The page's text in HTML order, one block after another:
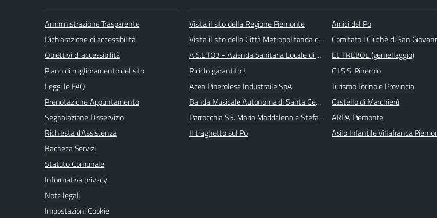
Amministrazione Trasparente
Dichiarazione di accessibilità
Obiettivi di accessibilità
Piano di miglioramento del sito
Leggi le FAQ
Prenotazione Appuntamento
Segnalazione Disservizio
Richiesta d'Assistenza
Bacheca Servizi
Statuto Comunale
Informativa privacy
Note legali
Impostazioni Cookie
Visita il sito della Regione Piemonte
Visita il sito della Città Metropolitanda di Torino
A.S.L.TO3 - Azienda Sanitaria Locale di Collegno e Pinerolo
Riciclo garantito !
Acea Pinerolese Industraile SpA
Banda Musicale Autonoma di Santa Cecilia
Parrocchia SS. Maria Maddalena e Stefano
Il traghetto sul Po
Amici del Po
Comitato l'Ciuchè di San
EL TREBOL (gemellaggio)
C.I.S.S. Pinerolo
Turismo Torino e Provincia
Castello di Marchierù
ARPA Piemonte
Asilo Infantile Villafranca